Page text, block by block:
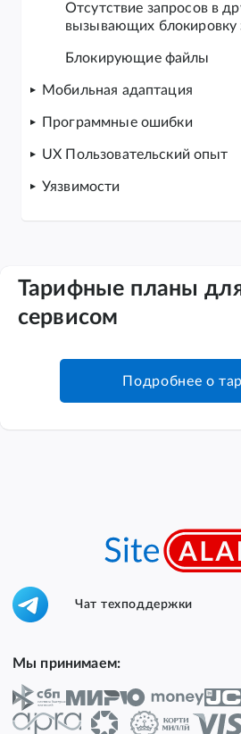
Отсутствие запросов в
вызывающих блокировку
Блокирующие файлы
Мобильная адаптация
Программные ошибки
UX Пользовательский опыт
Уязвимости
Тарифные планы
сервисом
Подробнее о
Чат техподдержки
Мы принимаем: